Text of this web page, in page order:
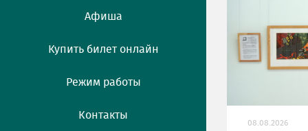
Афиша
Купить билет онлайн
Режим работы
Контакты
08.08.2026